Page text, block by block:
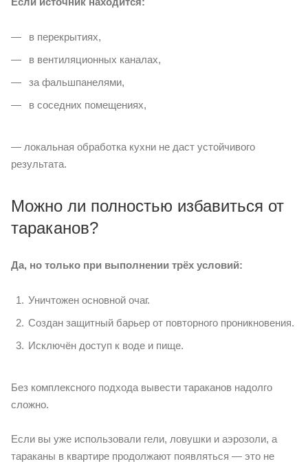
в перекрытиях,
в вентиляционных каналах,
за фальшпанелями,
в соседних помещениях,
— локальная обработка кухни не даст устойчивого
результата.
Можно ли полностью избавиться от
тараканов?
Да, но только при выполнении трёх условий:
Уничтожен основной очаг.
Создан защитный барьер от повторного проникновения.
Исключён доступ к воде и пище.
Без комплексного подхода вывести тараканов надолго
сложно.
Если вы уже использовали гели, ловушки и аэрозоли, а
тараканы в квартире продолжают появляться — это не